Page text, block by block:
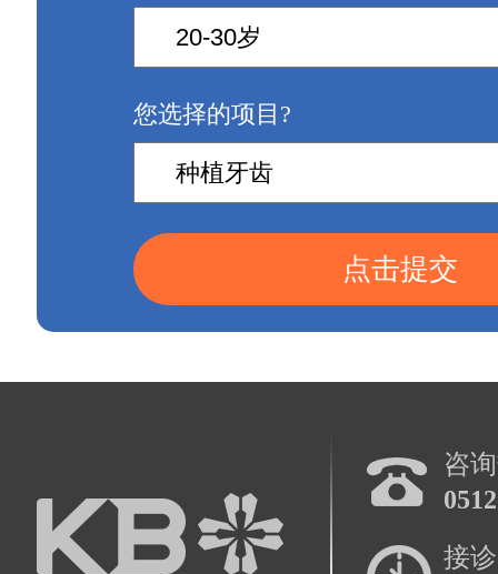
您选择的项目?
点击提交
咨
接